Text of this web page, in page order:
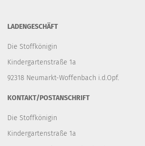
LADENGESCHÄFT
Die Stoffkönigin
Kindergartenstraße 1a
92318 Neumarkt-Woffenbach i.d.Opf.
KONTAKT/POSTANSCHRIFT
Die Stoffkönigin
Kindergartenstraße 1a